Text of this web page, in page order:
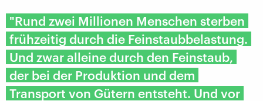
"Rund zwei Millionen Menschen sterben
frühzeitig durch die Feinstaubbelastung.
Und zwar alleine durch den Feinstaub,
der bei der Produktion und dem
Transport von Gütern entsteht. Und vor